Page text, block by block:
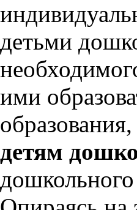
детьми
ими
образования,
детям
дошкольного